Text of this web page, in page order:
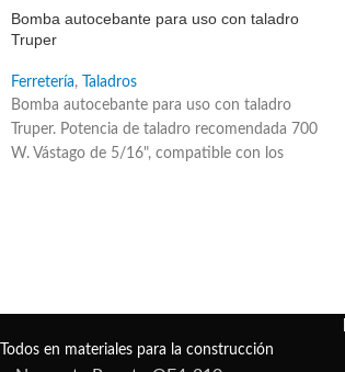
Bomba autocebante para uso con taladro
Truper
Ferretería,
Taladros
Bomba autocebante para uso con taladro
Truper. Potencia de taladro recomendada 700
W. Vástago de 5/16", compatible con los
Todos en materiales para la construcción